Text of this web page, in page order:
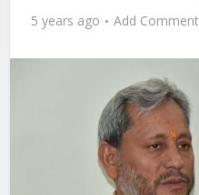
5 years ago Add Comment